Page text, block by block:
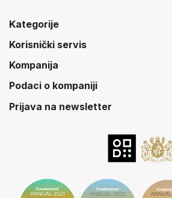
Kategorije
Korisnički servis
Kompanija
Podaci o kompaniji
Prijava na newsletter